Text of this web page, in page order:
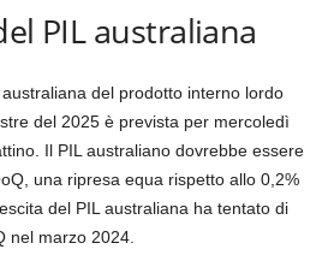
PIL australiana
del prodotto interno lordo
del 2025 è prevista per mercoledì
Il PIL australiano dovrebbe essere
una ripresa equa rispetto allo 0,2%
del PIL australiana ha tentato di
nel marzo 2024.